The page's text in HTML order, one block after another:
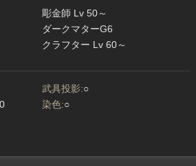
彫金師 Lv 50～
ダークマターG6
クラフター Lv 60～
武具投影:○
染色:○